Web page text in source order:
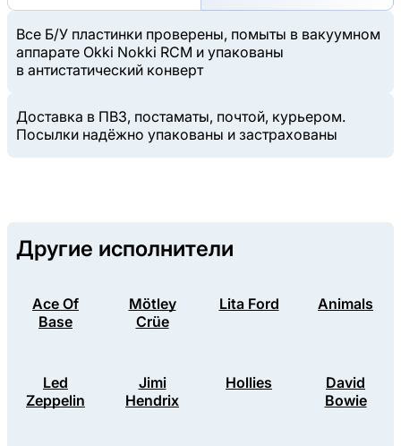
Все Б/У пластинки проверены, помыты в вакуумном
аппарате Okki Nokki RCM и упакованы
в антистатический конверт
Доставка в ПВЗ, постаматы, почтой, курьером.
Посылки надёжно упакованы и застрахованы
Другие исполнители
Ace Of
Base
Mötley
Crüe
Lita Ford Animals
Led
Zeppelin
Jimi
Hendrix
Hollies
David
Bowie